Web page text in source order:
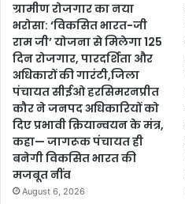
ग्रामीण रोजगार का नया
भरोसा: ‘विकसित भारत-जी
राम जी’ योजना से मिलेगा 125
दिन रोजगार, पारदर्शिता और
अधिकारों की गारंटी,जिला
पंचायत सीईओ हरसिमरनप्रीत
कौर ने जनपद अधिकारियों को
दिए प्रभावी क्रियान्वयन के मंत्र,
कहा— जागरूक पंचायत ही
बनेगी विकसित भारत की
मजबूत नींव
August 6, 2026